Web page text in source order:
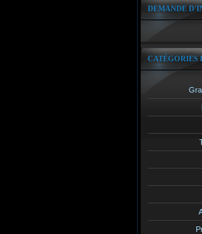
DEMANDE
CATÉGORIES